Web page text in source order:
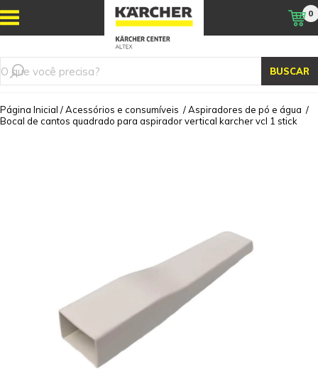
BUSCAR
0
Página Inicial /Acessórios e consumíveis /Aspiradores de pó e água /
Bocal de cantos quadrado para aspirador vertical karcher vcl 1 stick